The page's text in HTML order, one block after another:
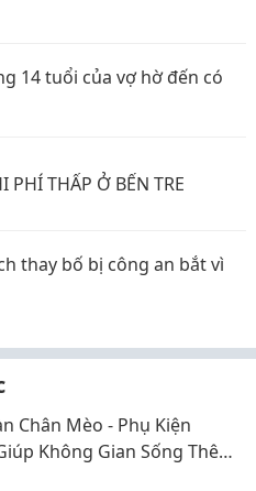
14 tuổi của vợ hờ đến có
PHÍ THẤP Ở BẾN TRE
thay bố bị công an bắt vì
Chân Mèo - Phụ Kiện
Không Gian Sống Thêm